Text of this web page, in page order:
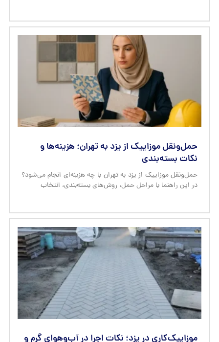
حمل‌ونقل موزاییک از یزد به تهران؛ هزینه‌ها و
نکات بسته‌بندی
حمل‌ونقل موزاییک از یزد به تهران با چه هزینه‌ای انجام می‌شود؟
در این راهنما با مراحل حمل، روش‌های بسته‌بندی، انتخاب
موزاییک‌کاری در یزد؛ نکات اجرا در آب‌وهوای گرم و